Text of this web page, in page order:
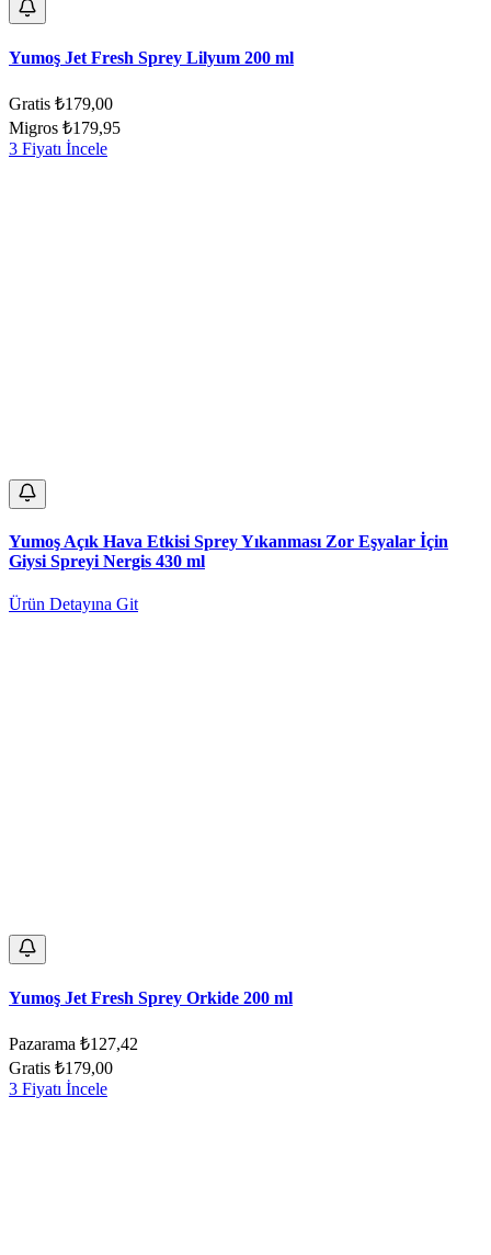
Yumoş Jet Fresh Sprey Lilyum 200 ml
Gratis ₺179,00
Migros ₺179,95
3 Fiyatı İncele
Yumoş Açık Hava Etkisi Sprey Yıkanması Zor Eşyalar İçin
Giysi Spreyi Nergis 430 ml
Ürün Detayına Git
Yumoş Jet Fresh Sprey Orkide 200 ml
Pazarama ₺127,42
Gratis ₺179,00
3 Fiyatı İncele